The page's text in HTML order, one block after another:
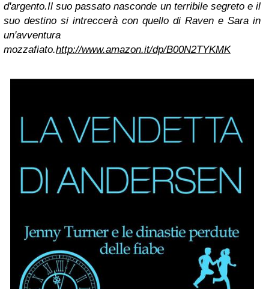
d'argento.Il suo passato nasconde un terribile segreto e il
suo destino si intreccerà con quello di Raven e Sara in
un'avventura
mozzafiato.http://www.amazon.it/dp/B00N2TYKMK